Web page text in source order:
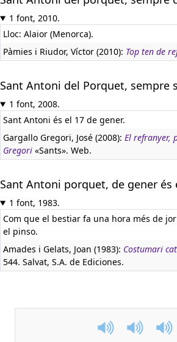
1 font, 2010.
Lloc: Alaior (Menorca).
Pàmies i Riudor, Víctor (2010): Top ten de
Sant Antoni del Porquet, sempre
1 font, 2008.
Sant Antoni és el 17 de gener.
Gargallo Gregori, José (2008): El refranyer,
Gregori «Sants». Web.
Sant Antoni porquet, de gener és
1 font, 1983.
Com que el bestiar fa una hora més de
el pinso.
Amades i Gelats, Joan (1983): Costumari
544. Salvat, S.A. de Ediciones.